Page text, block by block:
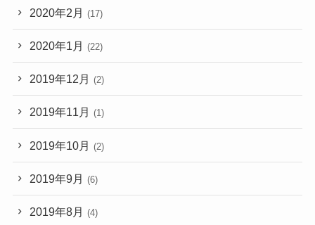
2020年2月 (17)
2020年1月 (22)
2019年12月 (2)
2019年11月 (1)
2019年10月 (2)
2019年9月 (6)
2019年8月 (4)